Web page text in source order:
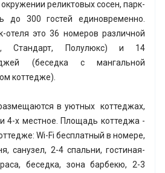
реликтовых сосен, парк-
до 300 гостей единовременно.
отеля это 36 номеров различной
Стандарт, Полулюкс) и 14
(беседка с мангальной
коттедже).
в уютных коттеджах,
4-х местное. Площадь коттеджа -
Wi-Fi бесплатный в номере,
санузел, 2-4 спальни, гостиная-
беседка, зона барбекю, 2-3